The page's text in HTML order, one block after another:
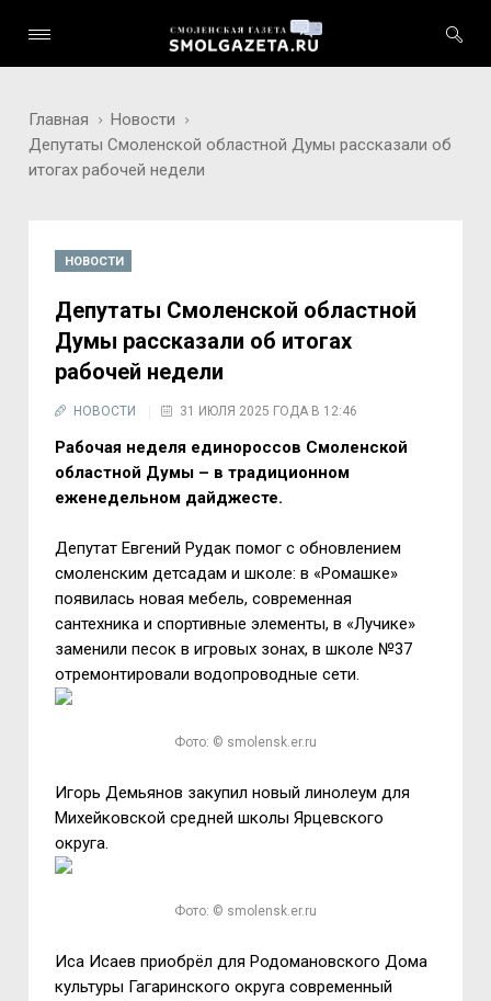
Главная
Новости
Депутаты Смоленской областной Думы рассказали об
итогах рабочей недели
НОВОСТИ
Депутаты Смоленской областной
Думы рассказали об итогах
рабочей недели
НОВОСТИ 31 ИЮЛЯ 2025 ГОДА В 12:46
Рабочая неделя единороссов Смоленской
областной Думы – в традиционном
еженедельном дайджесте.
Депутат Евгений Рудак помог с обновлением
смоленским детсадам и школе: в «Ромашке»
появилась новая мебель, современная
сантехника и спортивные элементы, в «Лучике»
заменили песок в игровых зонах, в школе №37
отремонтировали водопроводные сети.
Фото: © smolensk.er.ru
Игорь Демьянов закупил новый линолеум для
Михейковской средней школы Ярцевского
округа.
Фото: © smolensk.er.ru
Иса Исаев приобрёл для Родомановского Дома
культуры Гагаринского округа современный